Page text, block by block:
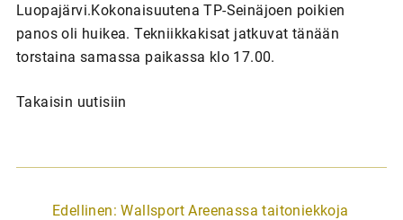
Luopajärvi.Kokonaisuutena TP-Seinäjoen poikien
panos oli huikea. Tekniikkakisat jatkuvat tänään
torstaina samassa paikassa klo 17.00.
Takaisin uutisiin
A
Edellinen: Wallsport Areenassa taitoniekkoja